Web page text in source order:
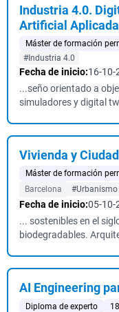
Industria 4.0.
Artificial Aplicada
Máster de formación
#Industria 4.0
Fecha de inicio:16-10-
...seño orientado a
simuladores y digital
Vivienda y Ciudad
Máster de formación
Barcelona
Fecha de inicio:05-10-
... sostenibles en el
biodegradables.
AI Engineering
Diploma de experto